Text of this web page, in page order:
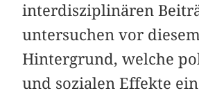
interdisziplinären
untersuchen vor diesem
Hintergrund, welche
und sozialen Effekte